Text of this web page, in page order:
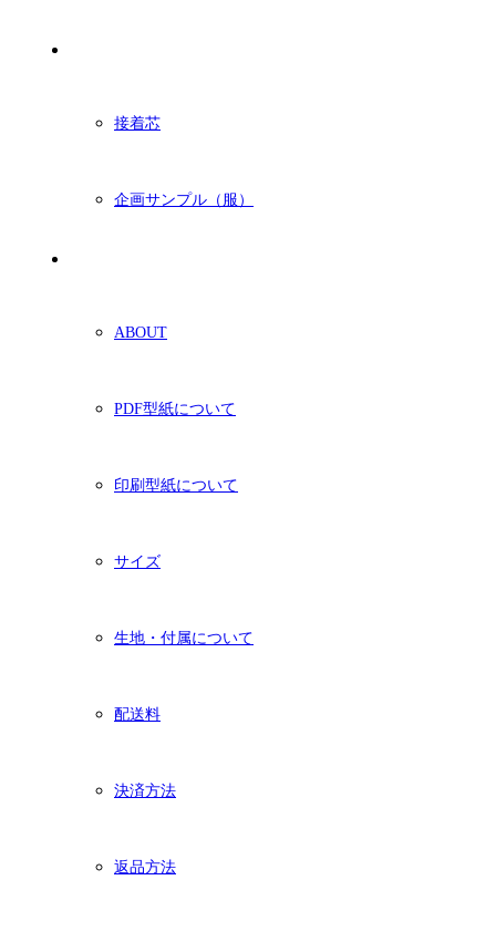
接着芯
企画サンプル（服）
ABOUT
PDF型紙について
印刷型紙について
サイズ
生地・付属について
配送料
決済方法
返品方法